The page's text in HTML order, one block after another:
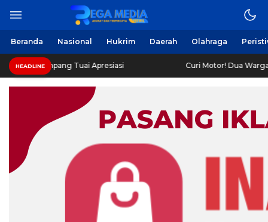
Beranda Nasional Hukrim Daerah Olahraga
HEADLINE
Tuai Apresiasi Curi Motor! Dua Warga Batuporo